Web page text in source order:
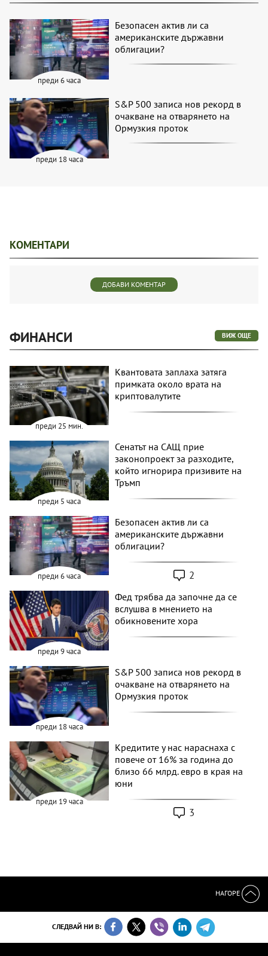
преди 6 часа
Безопасен актив ли са
американските държавни
облигации?
преди 18 часа
S&P 500 записа нов рекорд в
очакване на отварянето на
Ормузкия проток
КОМЕНТАРИ
ДОБАВИ КОМЕНТАР
ФИНАНСИ ВИЖ ОЩЕ
преди 25 мин.
Квантовата заплаха затяга
примката около врата на
криптовалутите
преди 5 часа
Сенатът на САЩ прие
законопроект за разходите,
който игнорира призивите на
Тръмп
преди 6 часа
Безопасен актив ли са
американските държавни
облигации?
2
преди 9 часа
Фед трябва да започне да се
вслушва в мнението на
обикновените хора
преди 18 часа
S&P 500 записа нов рекорд в
очакване на отварянето на
Ормузкия проток
преди 19 часа
Кредитите у нас нараснаха с
повече от 16% за година до
близо 66 млрд. евро в края на
юни
3
НАГОРЕ
СЛЕДВАЙ НИ В: